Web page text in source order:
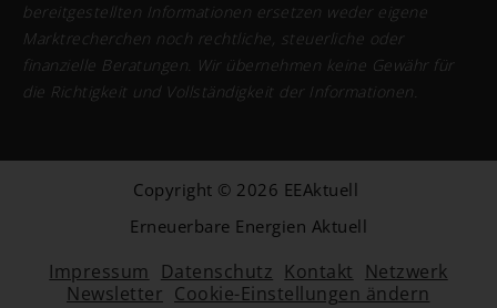
bereitgestellten Informationen ersetzen weder eigene
Marktrecherchen noch rechtliche, steuerliche oder
finanzielle Beratungen. Wir übernehmen keine Gewähr für
die Richtigkeit und Vollständigkeit der Informationen.
Copyright © 2026 EEAktuell
Erneuerbare Energien Aktuell
Impressum Datenschutz Kontakt
Netzwerk
Newsletter Cookie-Einstellungen ändern